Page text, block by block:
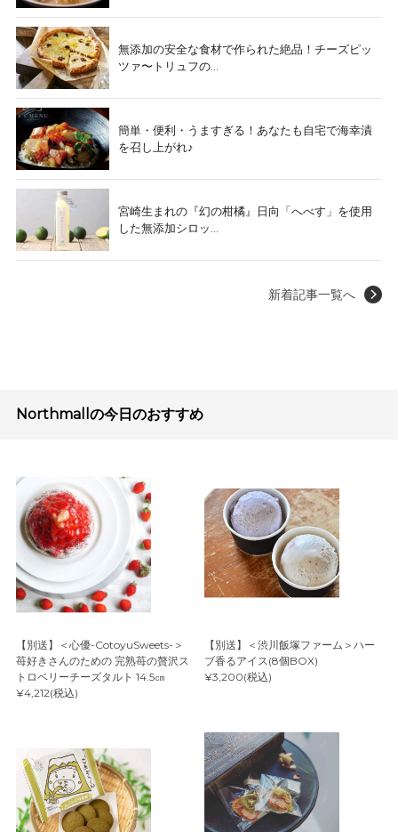
無添加の安全な食材で作られた絶品！チーズピッ
ツァ〜トリュフの...
簡単・便利・うますぎる！あなたも自宅で海幸漬
を召し上がれ♪
宮崎生まれの『幻の柑橘』日向「へべす」を使用
した無添加シロッ...
新着記事一覧へ
Northmallの今日のおすすめ
【別送】＜心優-CotoyuSweets-＞
苺好きさんのための 完熟苺の贅沢ス
トロベリーチーズタルト 14.5㎝
¥4,212(税込)
【別送】＜渋川飯塚ファーム＞ハー
ブ香るアイス(8個BOX)
¥3,200(税込)